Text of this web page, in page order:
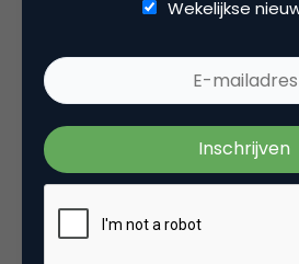
Hey David, dank voor je
(h)erkent dat we inzetten op
van het positieve gevoel, via
Hans Anders. Nederland
Wekelijkse